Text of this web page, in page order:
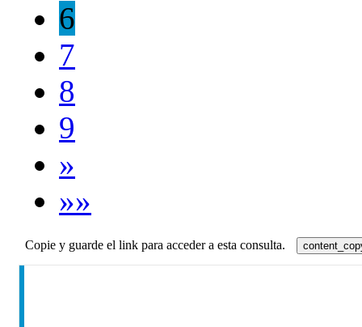
6
7
8
9
»
»»
Copie y guarde el link para acceder a esta consulta.